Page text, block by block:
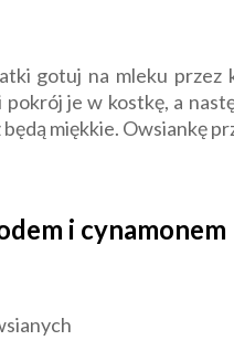
gotuj na mleku przez
je w kostkę, a
miękkie. Owsiankę
i cynamonem